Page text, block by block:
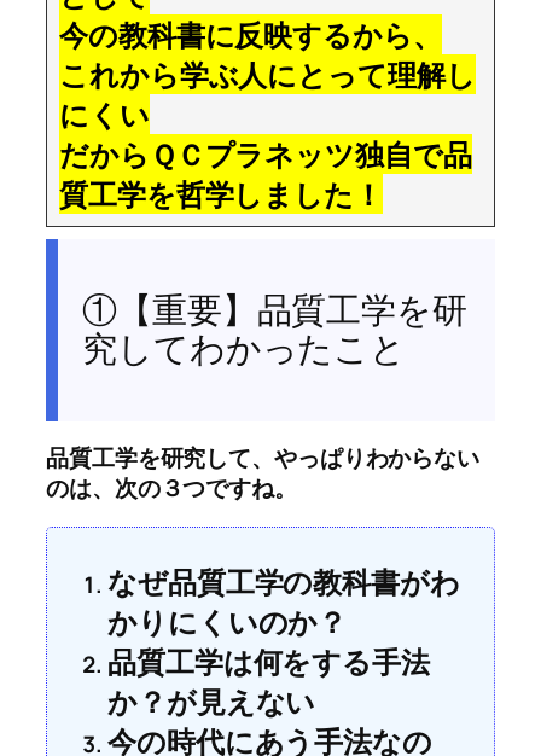
今の教科書に反映するから、
これから学ぶ人にとって理解し
にくい
だからＱＣプラネッツ独自で品
質工学を哲学しました！
①【重要】品質工学を研
究してわかったこと
品質工学を研究して、やっぱりわからない
のは、次の３つですね。
なぜ品質工学の教科書がわ
かりにくいのか？
品質工学は何をする手法
か？が見えない
今の時代にあう手法なの